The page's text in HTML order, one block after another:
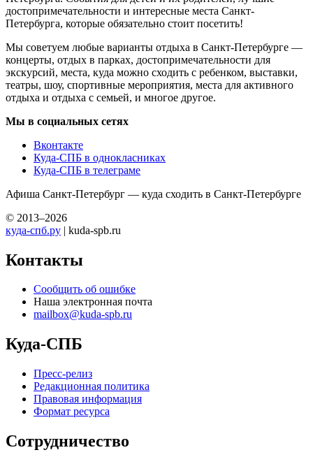
достопримечательности и интересные места Санкт-
Петербурга, которые обязательно стоит посетить!
Мы советуем любые варианты отдыха в Санкт-Петербурге —
концерты, отдых в парках, достопримечательности для
экскурсий, места, куда можно сходить с ребенком, выставки,
театры, шоу, спортивные мероприятия, места для активного
отдыха и отдыха с семьей, и многое другое.
Мы в социальных сетях
Вконтакте
Куда-СПБ в однокласниках
Куда-СПБ в телеграме
Афиша Санкт-Петербург — куда сходить в Санкт-Петербурге
© 2013–2026
куда-спб.ру | kuda-spb.ru
Контакты
Сообщить об ошибке
Наша электронная почта
mailbox@kuda-spb.ru
Куда-СПБ
Пресс-релиз
Редакционная политика
Правовая информация
Формат ресурса
Сотрудничество